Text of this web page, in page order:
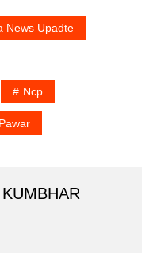
News Upadte
Ncp